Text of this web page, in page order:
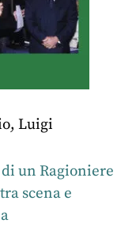
, Luigi
un Ragioniere
scena e